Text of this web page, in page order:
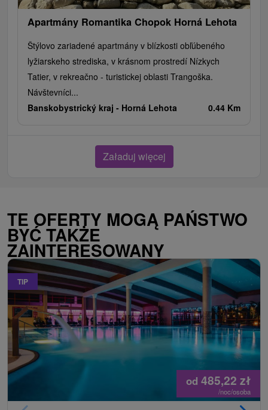
Apartmány Romantika Chopok Horná Lehota
Štýlovo zariadené apartmány v blízkosti obľúbeného
lyžiarskeho strediska, v krásnom prostredí Nízkych
Tatier, v rekreačno - turistickej oblasti Trangoška.
Návštevníci...
Banskobystrický kraj - Horná Lehota 0.44 Km
Załaduj więcej
TE OFERTY MOGĄ PAŃSTWO
BYĆ TAKŻE
ZAINTERESOWANY
TIP
od 485,22 zł
/noc/osoba